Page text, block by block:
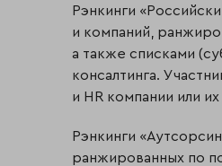
Рэнкинги
и компаний,
а также списками
консалтинга.
и HR компании или
Рэнкинги
ранжированных по